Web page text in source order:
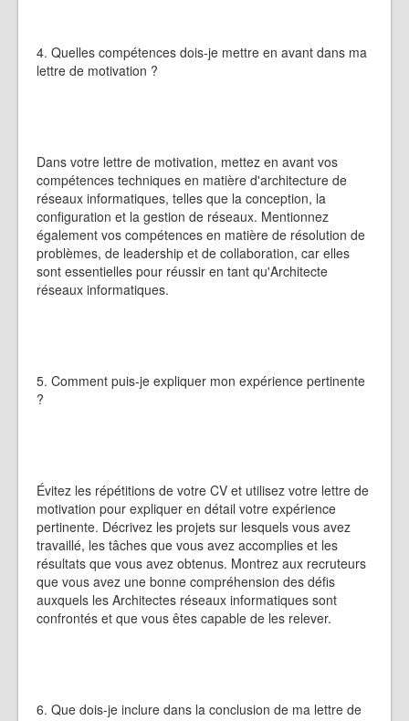
4. Quelles compétences dois-je mettre en avant dans ma
lettre de motivation ?
Dans votre lettre de motivation, mettez en avant vos
compétences techniques en matière d'architecture de
réseaux informatiques, telles que la conception, la
configuration et la gestion de réseaux. Mentionnez
également vos compétences en matière de résolution de
problèmes, de leadership et de collaboration, car elles
sont essentielles pour réussir en tant qu'Architecte
réseaux informatiques.
5. Comment puis-je expliquer mon expérience pertinente
?
Évitez les répétitions de votre CV et utilisez votre lettre de
motivation pour expliquer en détail votre expérience
pertinente. Décrivez les projets sur lesquels vous avez
travaillé, les tâches que vous avez accomplies et les
résultats que vous avez obtenus. Montrez aux recruteurs
que vous avez une bonne compréhension des défis
auxquels les Architectes réseaux informatiques sont
confrontés et que vous êtes capable de les relever.
6. Que dois-je inclure dans la conclusion de ma lettre de